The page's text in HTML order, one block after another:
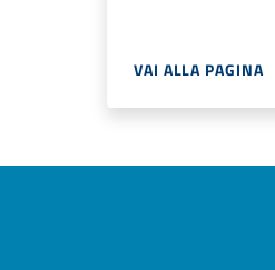
VAI ALLA PAGINA